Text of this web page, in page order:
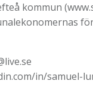
kommun
in/samuel-